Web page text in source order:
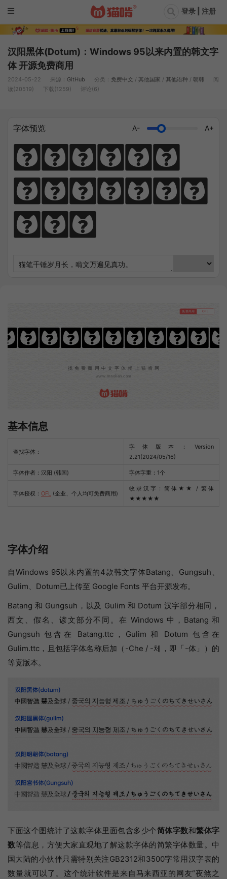
登录 | 注册
汉阳黑体(Dotum)：Windows 95以来内置的韩文字
体 开源免费商用
2024-05-22 来源： GitHub 分类： 免费中文 / 其他国家 / 其他语种 / 朝韩
阅
读(20519)
下载(1259) 评论(6)
字体预览 A- A+
猫笔千锤岁月
长，啃文万遍见
真功。
免费商用 OFL
阳黑体
找免费商用中文字体就上猫啃网
www.maoken.com
基本信息
查找字体：
字体版本：Version
2.21(2024/05/16)
字体作者：汉阳 (韩国) 字体字重：1个
字体授权： OFL (企业、个人均可免费商用)
收录汉字：简体 ★★
/ 繁体
★★★★★
字体介绍
自Windows 95以来内置的4款韩文字体Batang、Gungsuh、
Gulim、Dotum已上传至 Google Fonts 平台开源发布。
Batang 和 Gungsuh，以及 Gulim 和 Dotum 汉字部分相同，
西文、假名、谚文部分不同。在 Windows 中，Batang 和
Gungsuh 包含在 Batang.ttc，Gulim 和 Dotum 包含在
Gulim.ttc，且包括字体名称后加（-Che / -체，即「-体」）的
等宽版本。
下面这个图统计了这款字体里面包含多少个简体字数和繁体字
数等信息，方便大家直观地了解这款字体的简繁字体数量。中
国大陆的小伙伴只需特别关注GB2312和3500字常用汉字表的
数量就可以了。这个统计软件是来自马来西亚的网友“夜煞之